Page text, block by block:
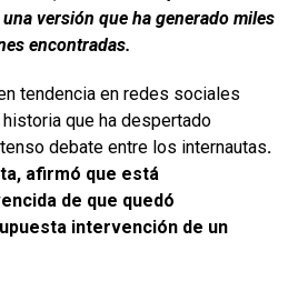
versión que ha generado miles
encontradas.
tendencia en redes sociales
que ha despertado
debate entre los internautas.
afirmó que está
de que quedó
intervención de un